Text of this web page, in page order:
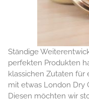
Ständige
perfekten Produkten
klassichen Zutaten für
mit etwas London Dry
Diesen möchten wir